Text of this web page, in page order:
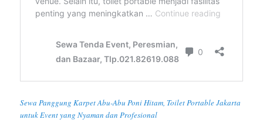
Sewa Panggung Karpet Abu-Abu Poni Hitam, Toilet Portable Jakarta
untuk Event yang Nyaman dan Profesional